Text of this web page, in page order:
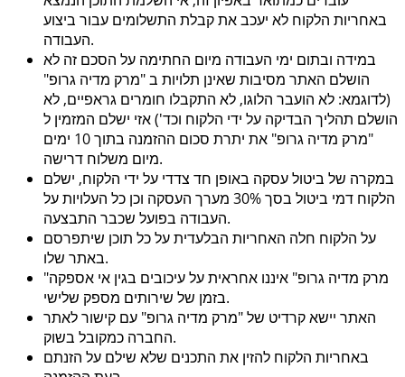
באחריות הלקוח לא יעכב את קבלת התשלומים עבור ביצוע
העבודה.
במידה ובתום ימי העבודה מיום החתימה על הסכם זה לא
הושלם האתר מסיבות שאינן תלויות ב "מרק מדיה גרופ"
(לדוגמא: לא הועבר הלוגו, לא התקבלו חומרים גראפיים, לא
הושלם תהליך הבדיקה על ידי הלקוח וכד') אזי ישלם המזמין ל
"מרק מדיה גרופ" את יתרת סכום ההזמנה בתוך 10 ימים
מיום משלוח דרישה.
במקרה של ביטול עסקה באופן חד צדדי על ידי הלקוח, ישלם
הלקוח דמי ביטול בסך 30% מערך העסקה וכן כל העלויות על
העבודה בפועל שכבר התבצעה.
על הלקוח חלה האחריות הבלעדית על כל תוכן שיתפרסם
באתר שלו.
"מרק מדיה גרופ" איננו אחראית על עיכובים בגין אי אספקה
בזמן של שירותים מספק שלישי.
האתר יישא קרדיט של "מרק מדיה גרופ" עם קישור לאתר
החברה כמקובל בשוק.
באחריות הלקוח להזין את התכנים שלא שילם על הזנתם